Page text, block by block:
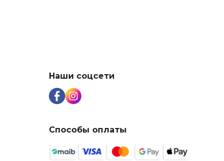
Наши соцсети
Способы оплаты